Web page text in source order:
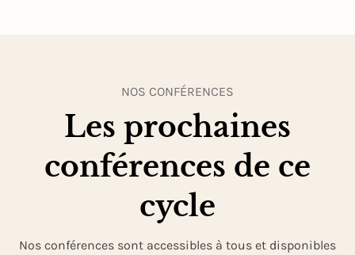
NOS CONFÉRENCES
Les prochaines
conférences de ce
cycle
Nos conférences sont accessibles à tous et disponibles